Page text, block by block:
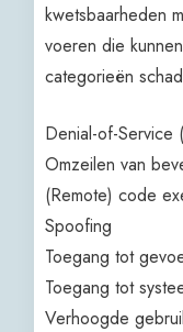
kwetsbaarheden
voeren die
categorieën
Denial-of-Service
Omzeilen van
(Remote) code
Spoofing
Toegang tot
Toegang tot
Verhoogde